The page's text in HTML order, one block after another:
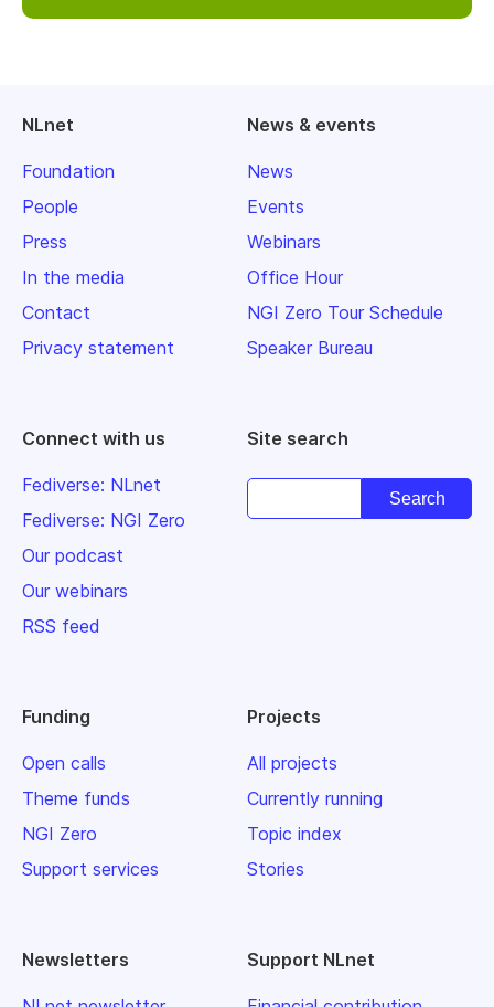
NLnet
Foundation
People
Press
In the media
Contact
Privacy statement
News & events
News
Events
Webinars
Office Hour
NGI Zero Tour Schedule
Speaker Bureau
Connect with us
Fediverse: NLnet
Fediverse: NGI Zero
Our podcast
Our webinars
RSS feed
Site search
Funding
Open calls
Theme funds
NGI Zero
Support services
Projects
All projects
Currently running
Topic index
Stories
Newsletters Support NLnet